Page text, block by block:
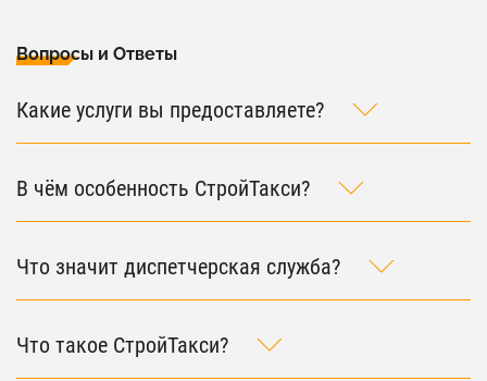
Вопросы и Ответы
Какие услуги вы предоставляете?
В чём особенность СтройТакси?
Что значит диспетчерская служба?
Что такое СтройТакси?